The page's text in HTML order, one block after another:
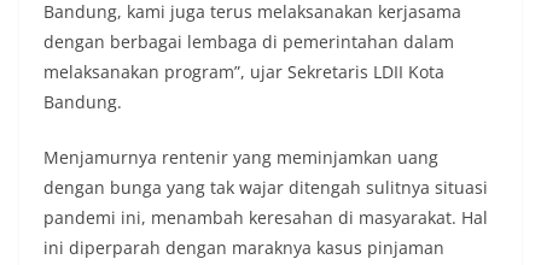
Bandung, kami juga terus melaksanakan kerjasama
dengan berbagai lembaga di pemerintahan dalam
melaksanakan program”, ujar Sekretaris LDII Kota
Bandung.
Menjamurnya rentenir yang meminjamkan uang
dengan bunga yang tak wajar ditengah sulitnya situasi
pandemi ini, menambah keresahan di masyarakat. Hal
ini diperparah dengan maraknya kasus pinjaman